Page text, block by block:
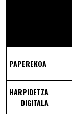
PAPEREKOA
HARPIDETZA
DIGITALA